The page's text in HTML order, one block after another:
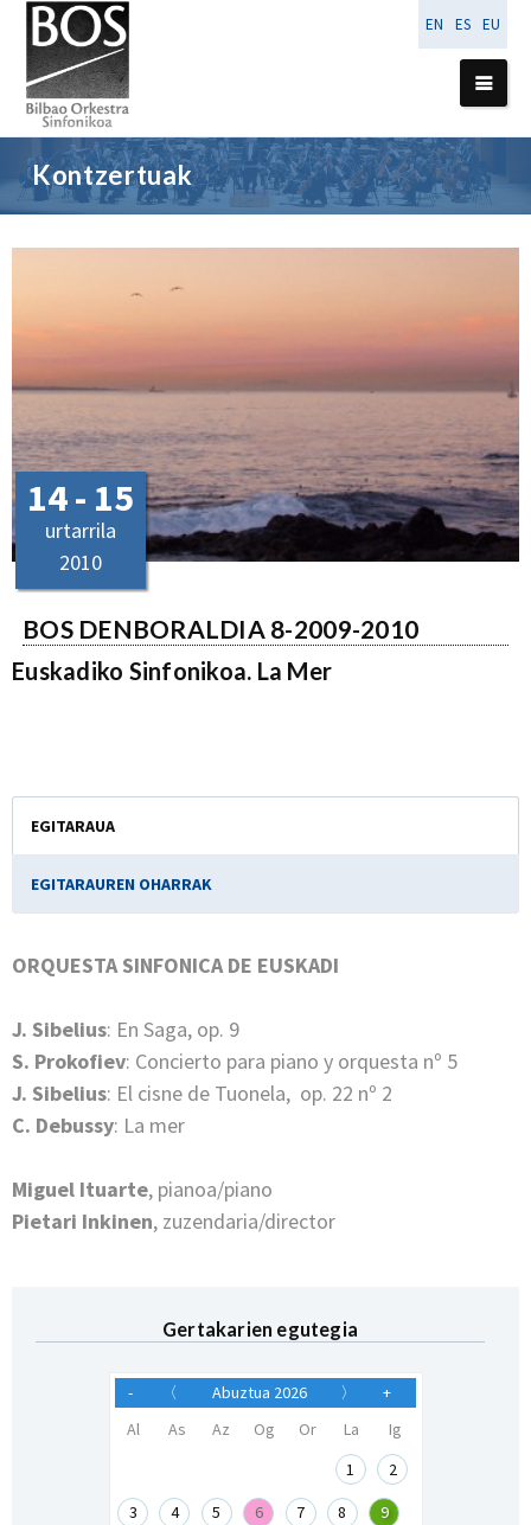
EN ES EU
Kontzertuak
BOS DENBORALDIA 8-2009-2010
Euskadiko Sinfonikoa. La Mer
14 - 15
urtarrila
2010
EGITARAUA
EGITARAUREN OHARRAK
ORQUESTA SINFONICA DE EUSKADI
J. Sibelius: En Saga, op. 9
S. Prokofiev: Concierto para piano y orquesta nº 5
J. Sibelius: El cisne de Tuonela, op. 22 nº 2
C. Debussy: La mer
Miguel Ituarte, pianoa/piano
Pietari Inkinen, zuzendaria/director
Gertakarien egutegia
- 〈 Abuztua 2026 〉
+
Al
As Az Og Or La
Ig
1
2
3 4 5 6 7 8 9